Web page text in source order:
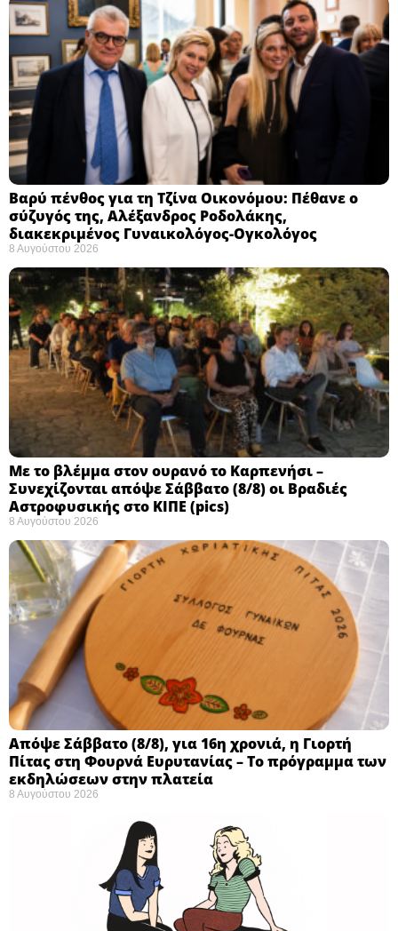
Βαρύ πένθος για τη Τζίνα Οικονόμου: Πέθανε ο
σύζυγός της, Αλέξανδρος Ροδολάκης,
διακεκριμένος Γυναικολόγος-Ογκολόγος
8 Αυγούστου 2026
Με το βλέμμα στον ουρανό το Καρπενήσι –
Συνεχίζονται απόψε Σάββατο (8/8) οι Βραδιές
Αστροφυσικής στο ΚΙΠΕ (pics)
8 Αυγούστου 2026
Απόψε Σάββατο (8/8), για 16η χρονιά, η Γιορτή
Πίτας στη Φουρνά Ευρυτανίας – Το πρόγραμμα των
εκδηλώσεων στην πλατεία
8 Αυγούστου 2026